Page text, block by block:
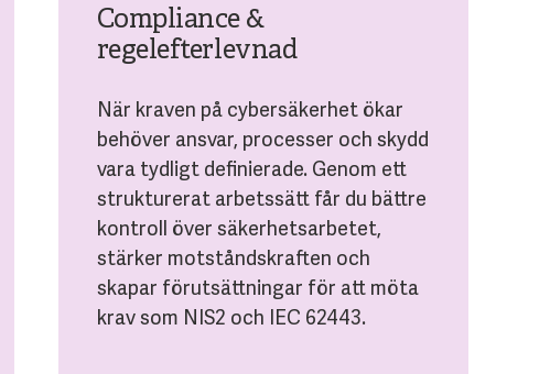
Compliance &
regelefterlevnad
När kraven på cybersäkerhet ökar
behöver ansvar, processer och skydd
vara tydligt definierade. Genom ett
strukturerat arbetssätt får du bättre
kontroll över säkerhetsarbetet,
stärker motståndskraften och
skapar förutsättningar för att möta
krav som NIS2 och IEC 62443.